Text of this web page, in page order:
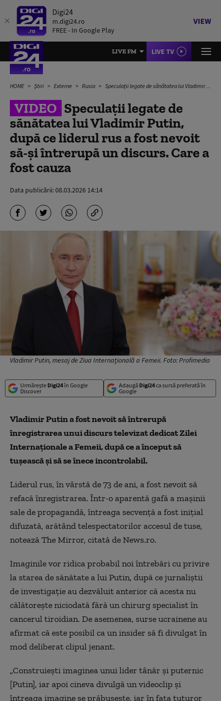
Digi24
m.digi24.ro
FREE - In Google Play
VIEW
LIVE FM LIVE TV
HOME Știri Externe Rusia Speculații legate de sănătatea lui Vladimir Putin, după ce liderul rus a fost nevoit să-și întrerupă un discurs. Care a fost cauza
VIDEO Speculații legate de
sănătatea lui Vladimir Putin,
după ce liderul rus a fost nevoit
să-și întrerupă un discurs. Care a
fost cauza
Data publicării:08.03.2026 14:14
Vladimir Putin, mesaj de Ziua Internațională a Femeii. Foto: Profimedia
Urmărește Digi24în Google
Discover
Adaugă Digi24ca sursă preferată în
Google
Vladimir Putin a fost nevoit să întrerupă
înregistrarea unui discurs televizat dedicat Zilei
Internaţionale a Femeii, după ce a început să
tuşească şi să se înece incontrolabil.
Liderul rus, în vârstă de 73 de ani, a fost nevoit să
refacă înregistrarea. Într-o aparentă gafă a maşinii
sale de propagandă, întreaga secvenţă a fost iniţial
difuzată, arătând telespectatorilor accesul de tuse,
notează The Mirror, citată de News.ro.
Imaginile vor ridica probabil noi întrebări cu privire
la starea de sănătate a lui Putin, după ce jurnaliştii
de investigaţie au dezvăluit anterior că acesta nu
călătoreşte niciodată fără un chirurg specialist în
cancerul tiroidian. De asemenea, surse ucrainene au
afirmat că este posibil ca un insider să fi divulgat în
mod deliberat clipul jenant.
„Construieşti imaginea unui lider tânăr şi puternic
[Putin], iar apoi cineva divulgă un videoclip şi
întreaga imagine se prăbuşeşte, iar în faţa tuturor